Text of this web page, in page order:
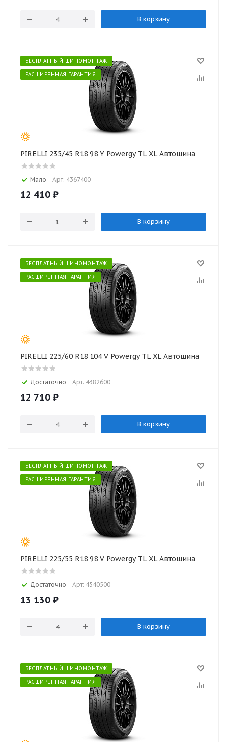
В корзину
БЕСПЛАТНЫЙ ШИНОМОНТАЖ
РАСШИРЕННАЯ ГАРАНТИЯ
PIRELLI 235/45 R18 98 Y Powergy TL XL Автошина
Мало Арт: 4367400
12 410 ₽
В корзину
БЕСПЛАТНЫЙ ШИНОМОНТАЖ
РАСШИРЕННАЯ ГАРАНТИЯ
PIRELLI 225/60 R18 104 V Powergy TL XL Автошина
Достаточно Арт: 4382600
12 710 ₽
В корзину
БЕСПЛАТНЫЙ ШИНОМОНТАЖ
РАСШИРЕННАЯ ГАРАНТИЯ
PIRELLI 225/55 R18 98 V Powergy TL XL Автошина
Достаточно Арт: 4540500
13 130 ₽
В корзину
БЕСПЛАТНЫЙ ШИНОМОНТАЖ
РАСШИРЕННАЯ ГАРАНТИЯ